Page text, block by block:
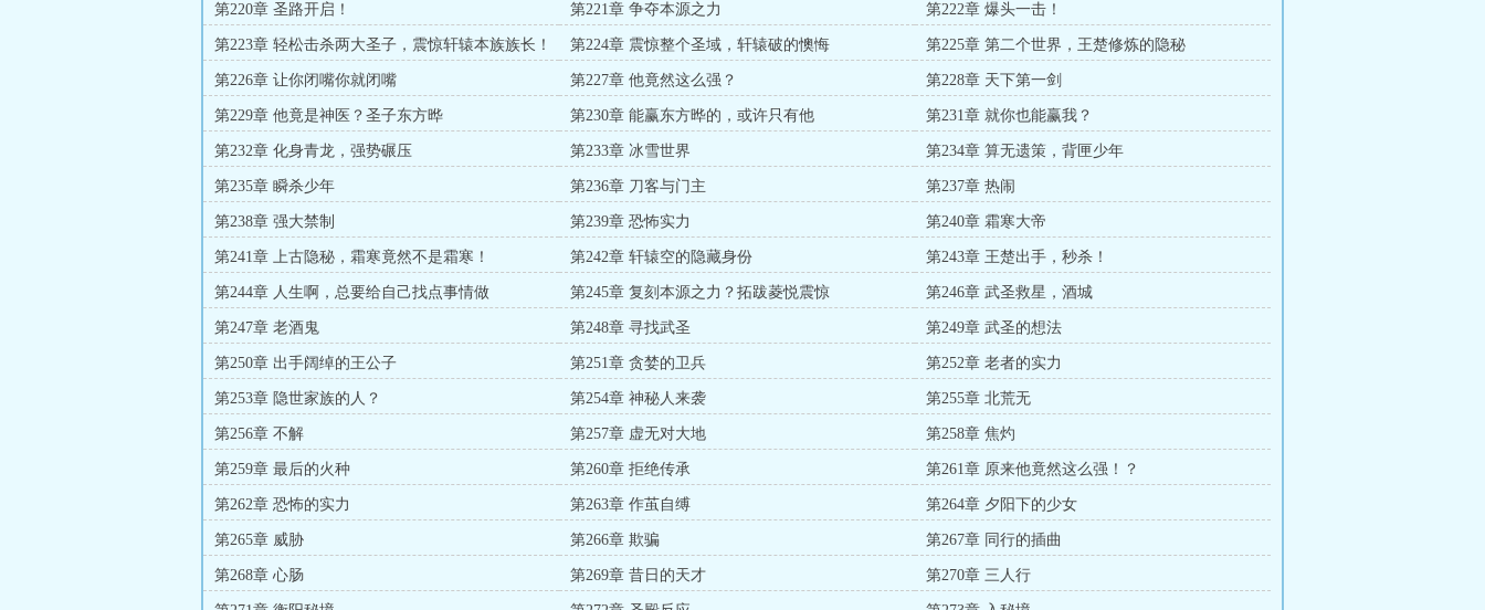
第220章 圣路开启！ 第221章 争夺本源之力 第222章 爆头一击！
第223章 轻松击杀两大圣子，震惊轩辕本族族长！ 第224章 震惊整个圣域，轩辕破的懊悔 第225章 第二个世界，王楚修炼的隐秘
第226章 让你闭嘴你就闭嘴 第227章 他竟然这么强？ 第228章 天下第一剑
第229章 他竟是神医？圣子东方晔 第230章 能赢东方晔的，或许只有他 第231章 就你也能赢我？
第232章 化身青龙，强势碾压 第233章 冰雪世界 第234章 算无遗策，背匣少年
第235章 瞬杀少年 第236章 刀客与门主 第237章 热闹
第238章 强大禁制 第239章 恐怖实力 第240章 霜寒大帝
第241章 上古隐秘，霜寒竟然不是霜寒！ 第242章 轩辕空的隐藏身份 第243章 王楚出手，秒杀！
第244章 人生啊，总要给自己找点事情做 第245章 复刻本源之力？拓跋菱悦震惊 第246章 武圣救星，酒城
第247章 老酒鬼 第248章 寻找武圣 第249章 武圣的想法
第250章 出手阔绰的王公子 第251章 贪婪的卫兵 第252章 老者的实力
第253章 隐世家族的人？ 第254章 神秘人来袭 第255章 北荒无
第256章 不解 第257章 虚无对大地 第258章 焦灼
第259章 最后的火种 第260章 拒绝传承 第261章 原来他竟然这么强！？
第262章 恐怖的实力 第263章 作茧自缚 第264章 夕阳下的少女
第265章 威胁 第266章 欺骗 第267章 同行的插曲
第268章 心肠 第269章 昔日的天才 第270章 三人行